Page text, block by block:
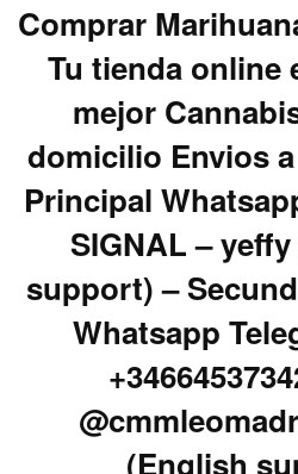
Comprar
Tu tienda online
mejor
domicilio Envios
Principal
SIGNAL –
support) –
Whatsapp
(English